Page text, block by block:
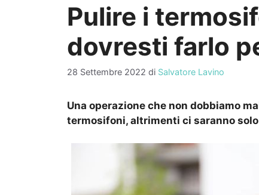
Pulire i
dovresti farlo
28 Settembre 2022 di Salvatore Lavino
Una operazione che non dobbiamo
termosifoni, altrimenti ci saranno